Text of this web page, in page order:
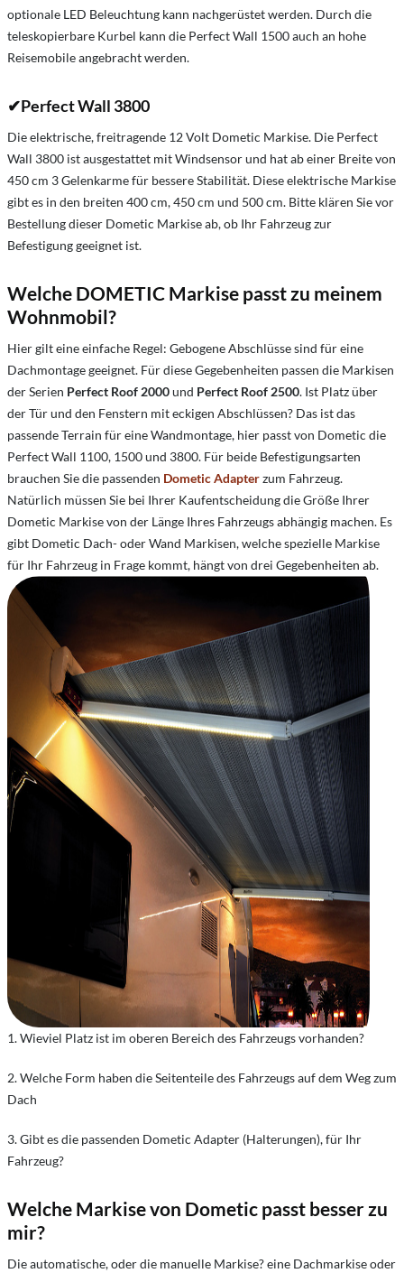
optionale LED Beleuchtung kann nachgerüstet werden. Durch die
teleskopierbare Kurbel kann die Perfect Wall 1500 auch an hohe
Reisemobile angebracht werden.
✔Perfect Wall 3800
Die elektrische, freitragende 12 Volt Dometic Markise. Die Perfect
Wall 3800 ist ausgestattet mit Windsensor und hat ab einer Breite von
450 cm 3 Gelenkarme für bessere Stabilität. Diese elektrische Markise
gibt es in den breiten 400 cm, 450 cm und 500 cm. Bitte klären Sie vor
Bestellung dieser Dometic Markise ab, ob Ihr Fahrzeug zur
Befestigung geeignet ist.
Welche DOMETIC Markise passt zu meinem
Wohnmobil?
Hier gilt eine einfache Regel: Gebogene Abschlüsse sind für eine
Dachmontage geeignet. Für diese Gegebenheiten passen die Markisen
der Serien Perfect Roof 2000und Perfect Roof 2500. Ist Platz über
der Tür und den Fenstern mit eckigen Abschlüssen? Das ist das
passende Terrain für eine Wandmontage, hier passt von Dometic die
Perfect Wall 1100, 1500 und 3800. Für beide Befestigungsarten
brauchen Sie die passenden Dometic Adapterzum Fahrzeug.
Natürlich müssen Sie bei Ihrer Kaufentscheidung die Größe Ihrer
Dometic Markise von der Länge Ihres Fahrzeugs abhängig machen. Es
gibt Dometic Dach- oder Wand Markisen, welche spezielle Markise
für Ihr Fahrzeug in Frage kommt, hängt von drei Gegebenheiten ab.
1. Wieviel Platz ist im oberen Bereich des Fahrzeugs vorhanden?
2. Welche Form haben die Seitenteile des Fahrzeugs auf dem Weg zum
Dach
3. Gibt es die passenden Dometic Adapter (Halterungen), für Ihr
Fahrzeug?
Welche Markise von Dometic passt besser zu
mir?
Die automatische, oder die manuelle Markise? eine Dachmarkise oder